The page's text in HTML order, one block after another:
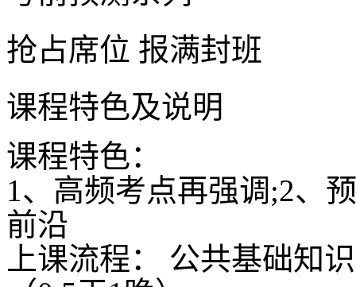
抢占席位 报满封班
课程特色及说明
课程特色：
1、高频考点再强调;2、
前沿
上课流程： 公共基础知